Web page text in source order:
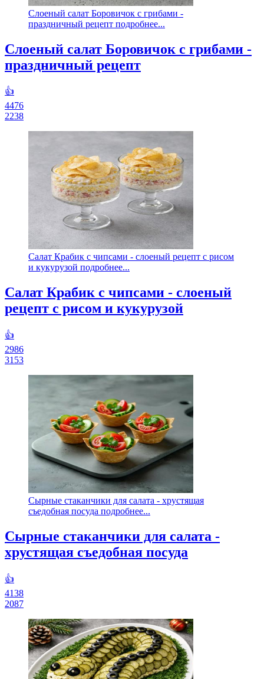
Слоеный салат Боровичок с грибами -
праздничный рецепт подробнее...
Слоеный салат Боровичок с грибами -
праздничный рецепт
👍
4476
2238
Салат Крабик с чипсами - слоеный рецепт с рисом
и кукурузой подробнее...
Салат Крабик с чипсами - слоеный
рецепт с рисом и кукурузой
👍
2986
3153
Сырные стаканчики для салата - хрустящая
съедобная посуда подробнее...
Сырные стаканчики для салата -
хрустящая съедобная посуда
👍
4138
2087